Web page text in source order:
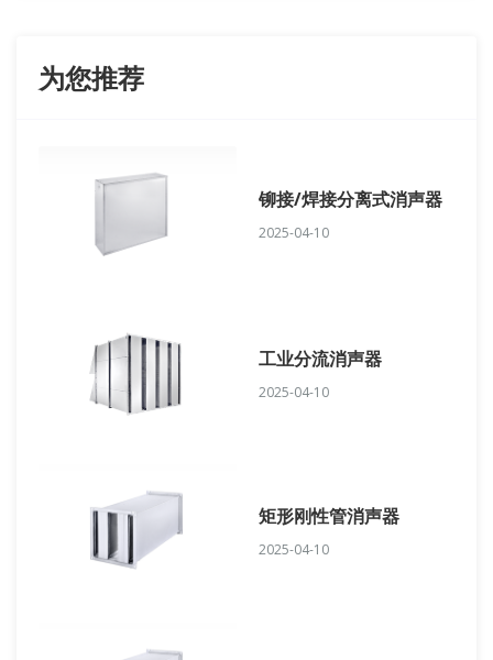
为您推荐
铆接/焊接分离式消声器
2025-04-10
工业分流消声器
2025-04-10
矩形刚性管消声器
2025-04-10